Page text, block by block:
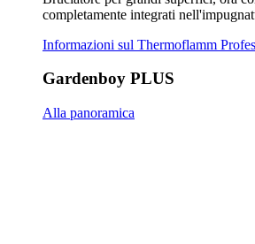
completamente integrati
Informazioni sul Thermoflamm
Gardenboy PLUS
Alla panoramica